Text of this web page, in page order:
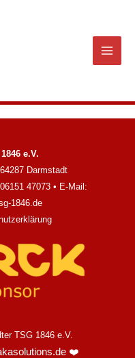
e.V.
Darmstadt
47073 • E-Mail:
1846.de
TSG 1846 e.V.
❤️